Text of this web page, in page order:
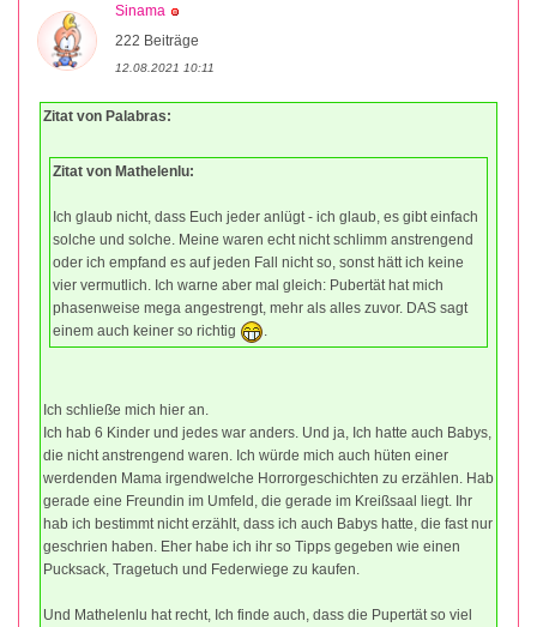
Sinama
222 Beiträge
12.08.2021 10:11
Zitat von Palabras:
Zitat von Mathelenlu:
Ich glaub nicht, dass Euch jeder anlügt - ich glaub, es gibt einfach
solche und solche. Meine waren echt nicht schlimm anstrengend
oder ich empfand es auf jeden Fall nicht so, sonst hätt ich keine
vier vermutlich. Ich warne aber mal gleich: Pubertät hat mich
phasenweise mega angestrengt, mehr als alles zuvor. DAS sagt
einem auch keiner so richtig
.
Ich schließe mich hier an.
Ich hab 6 Kinder und jedes war anders. Und ja, Ich hatte auch Babys,
die nicht anstrengend waren. Ich würde mich auch hüten einer
werdenden Mama irgendwelche Horrorgeschichten zu erzählen. Hab
gerade eine Freundin im Umfeld, die gerade im Kreißsaal liegt. Ihr
hab ich bestimmt nicht erzählt, dass ich auch Babys hatte, die fast nur
geschrien haben. Eher habe ich ihr so Tipps gegeben wie einen
Pucksack, Tragetuch und Federwiege zu kaufen.
Und Mathelenlu hat recht, Ich finde auch, dass die Pupertät so viel